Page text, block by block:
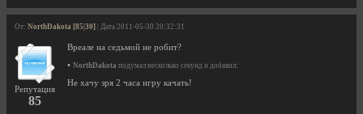
От: NorthDakota [85|30] | Дата 2011-05-30 20:32:31
Репутация
85
Вреале на седьмой не робит?
• NorthDakota подумал несколько секунд и добавил:
Не хачу зря 2 часа игру качать!